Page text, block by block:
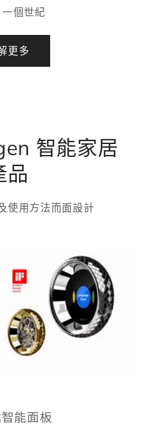
個世紀
更多
智能家居
品
使用方法而面設計
能面板